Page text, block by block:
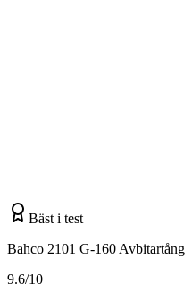
Bäst i test
Bahco 2101 G-160 Avbitartång
9.6/10